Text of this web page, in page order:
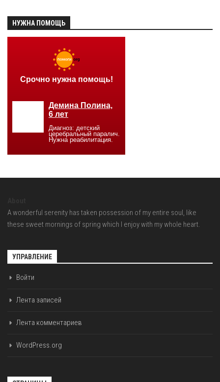
НУЖНА ПОМОЩЬ
A wonderful serenity has taken possession of my entire soul, like
these sweet mornings of spring which I enjoy with my whole heart.
УПРАВЛЕНИЕ
Войти
Лента записей
Лента комментариев
WordPress.org